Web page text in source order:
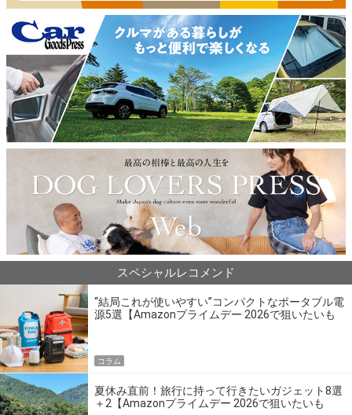
スペシャルレコメンド
“結局これが使いやすい”コンパクトなポータブル電
源5選【Amazonプライムデー 2026で狙いたいも
コラム
夏休み直前！旅行に持って行きたいガジェット8選
＋2【Amazonプライムデー 2026で狙いたいも